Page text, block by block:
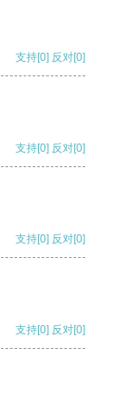
支持[0] 反对[0]
支持[0] 反对[0]
支持[0] 反对[0]
支持[0] 反对[0]